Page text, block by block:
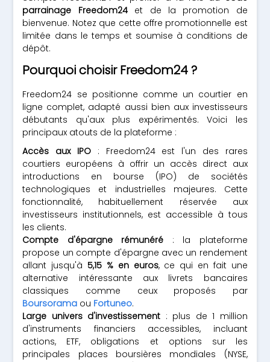
parrainage Freedom24et de la promotion de
bienvenue. Notez que cette offre promotionnelle est
limitée dans le temps et soumise à conditions de
dépôt.
Pourquoi choisir Freedom24 ?
Freedom24 se positionne comme un courtier en
ligne complet, adapté aussi bien aux investisseurs
débutants qu'aux plus expérimentés. Voici les
principaux atouts de la plateforme :
Accès aux IPO: Freedom24 est l'un des rares
courtiers européens à offrir un accès direct aux
introductions en bourse (IPO) de sociétés
technologiques et industrielles majeures. Cette
fonctionnalité, habituellement réservée aux
investisseurs institutionnels, est accessible à tous
les clients.
Compte d'épargne rémunéré : la plateforme
propose un compte d'épargne avec un rendement
allant jusqu'à 5,15 % en euros, ce qui en fait une
alternative intéressante aux livrets bancaires
classiques comme ceux proposés par
Boursorama ou Fortuneo.
Large univers d'investissement : plus de 1 million
d'instruments financiers accessibles, incluant
actions, ETF, obligations et options sur les
principales places boursières mondiales (NYSE,